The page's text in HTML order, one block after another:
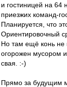
и гостиницей на 64
приезжих команд-
Планируется, что
Ориентировочный
Но там ещё конь не
огорожен мусором
свая. :-)
Прямо за будущим